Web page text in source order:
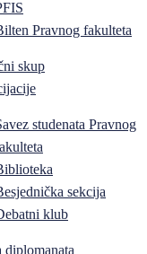
Pravnog fakulteta
skup
studenata Pravnog
sekcija
klub
diplomanata